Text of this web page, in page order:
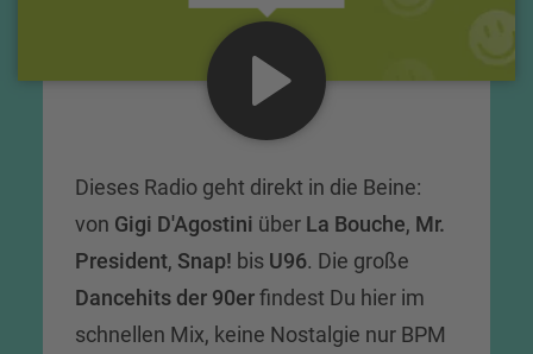
Dieses Radio geht direkt in die Beine:
von Gigi D'Agostini über La Bouche, Mr.
President, Snap! bis U96. Die große
Dancehits der 90erfindest Du hier im
schnellen Mix, keine Nostalgie nur BPM